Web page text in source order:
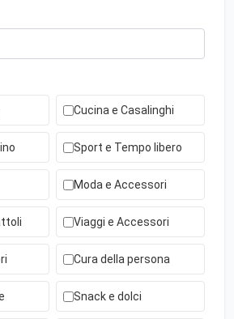
Cucina e Casalinghi
Sport e Tempo libero
Moda e Accessori
Viaggi e Accessori
Cura della persona
Snack e dolci